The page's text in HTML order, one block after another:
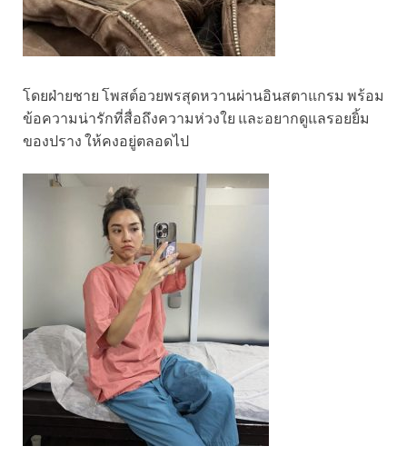
โดยฝ่ายชาย โพสต์อวยพรสุดหวานผ่านอินสตาแกรม พร้อม
ข้อความน่ารักที่สื่อถึงความห่วงใย และอยากดูแลรอยยิ้ม
ของปราง ให้คงอยู่ตลอดไป